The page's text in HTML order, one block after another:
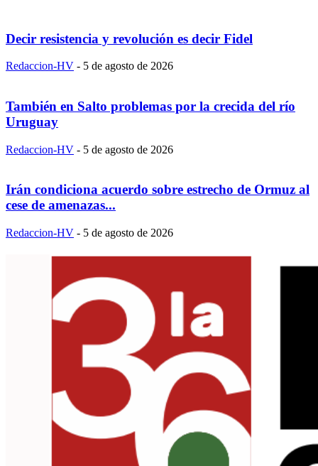
Decir resistencia y revolución es decir Fidel
Redaccion-HV - 5 de agosto de 2026
También en Salto problemas por la crecida del río
Uruguay
Redaccion-HV - 5 de agosto de 2026
Irán condiciona acuerdo sobre estrecho de Ormuz al
cese de amenazas...
Redaccion-HV - 5 de agosto de 2026